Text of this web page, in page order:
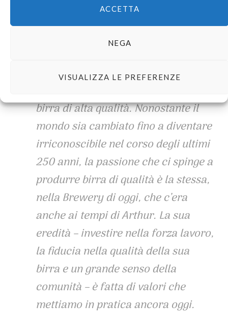
ACCETTA
NEGA
VISUALIZZA LE PREFERENZE
Quando, nel 1759, Arthur Guinness
contratto d’affitto di 9000 anni, lo
birra di alta qualità. Nonostante il
mondo sia cambiato fino a diventare
irriconoscibile nel corso degli ultimi
250 anni, la passione che ci spinge a
produrre birra di qualità è la stessa,
nella Brewery di oggi, che c’era
anche ai tempi di Arthur. La sua
eredità – investire nella forza lavoro,
la fiducia nella qualità della sua
birra e un grande senso della
comunità – è fatta di valori che
mettiamo in pratica ancora oggi.